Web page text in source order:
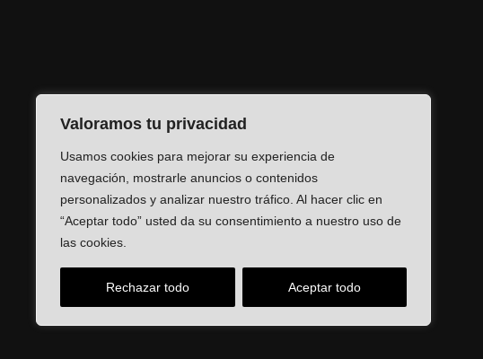
Valoramos tu privacidad
Usamos cookies para mejorar su experiencia de
navegación, mostrarle anuncios o contenidos
personalizados y analizar nuestro tráfico. Al hacer clic en
“Aceptar todo” usted da su consentimiento a nuestro uso de
las cookies.
Rechazar todo Aceptar todo